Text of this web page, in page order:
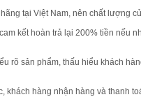
tại Việt Nam, nên chất lượng
kết hoàn trả lại 200% tiền nếu
rõ sản phẩm, thấu hiểu khách
khách hàng nhận hàng và thanh